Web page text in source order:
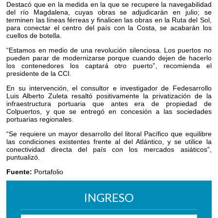
Destacó que en la medida en la que se recupere la navegabilidad
del río Magdalena, cuyas obras se adjudicarán en julio; se
terminen las líneas férreas y finalicen las obras en la Ruta del Sol,
para conectar el centro del país con la Costa, se acabarán los
cuellos de botella.
“Estamos en medio de una revolución silenciosa. Los puertos no
pueden parar de modernizarse porque cuando dejen de hacerlo
los contenedores los captará otro puerto”, recomienda el
presidente de la CCI.
En su intervención, el consultor e investigador de Fedesarrollo
Luis Alberto Zuleta resaltó positivamente la privatización de la
infraestructura portuaria que antes era de propiedad de
Colpuertos, y que se entregó en concesión a las sociedades
portuarias regionales.
“Se requiere un mayor desarrollo del litoral Pacífico que equilibre
las condiciones existentes frente al del Atlántico, y se utilice la
conectividad directa del país con los mercados asiáticos”,
puntualizó.
Fuente: Portafolio
INGRESO